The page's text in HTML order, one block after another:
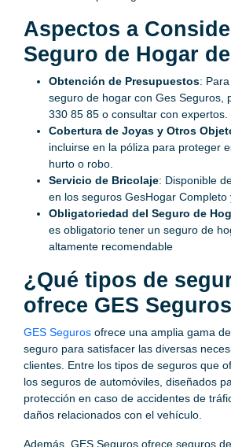
Aspectos a
Seguro de Hogar
Obtención de Presupuestos:
seguro de hogar con Ges Seguros,
330 85 85 o consultar con expertos.
Cobertura de Joyas y Otros
incluirse en la póliza para proteger
hurto o robo.
Servicio de Bricolaje: Disponible
en los seguros GesHogar Completo
Obligatoriedad del Seguro de
es obligatorio tener un seguro de
altamente recomendable
¿Qué tipos de
ofrece GES
GES Seguros ofrece una amplia gama
seguro para satisfacer las diversas
clientes. Entre los tipos de seguros que
los seguros de automóviles, diseñados
protección en caso de accidentes de
daños relacionados con el vehículo.
Además, GES Seguros ofrece seguros